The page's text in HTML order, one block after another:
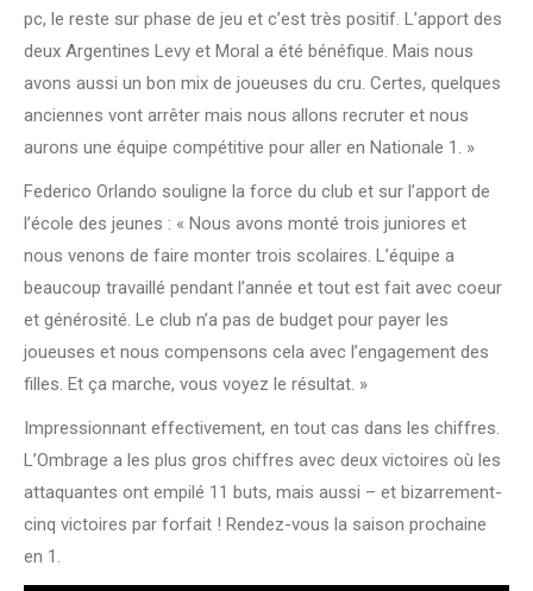
pc, le reste sur phase de jeu et c’est très positif. L’apport des
deux Argentines Levy et Moral a été bénéfique. Mais nous
avons aussi un bon mix de joueuses du cru. Certes, quelques
anciennes vont arrêter mais nous allons recruter et nous
aurons une équipe compétitive pour aller en Nationale 1. »
Federico Orlando souligne la force du club et sur l’apport de
l’école des jeunes : « Nous avons monté trois juniores et
nous venons de faire monter trois scolaires. L’équipe a
beaucoup travaillé pendant l’année et tout est fait avec coeur
et générosité. Le club n’a pas de budget pour payer les
joueuses et nous compensons cela avec l’engagement des
filles. Et ça marche, vous voyez le résultat. »
Impressionnant effectivement, en tout cas dans les chiffres.
L’Ombrage a les plus gros chiffres avec deux victoires où les
attaquantes ont empilé 11 buts, mais aussi – et bizarrement-
cinq victoires par forfait ! Rendez-vous la saison prochaine
en 1.